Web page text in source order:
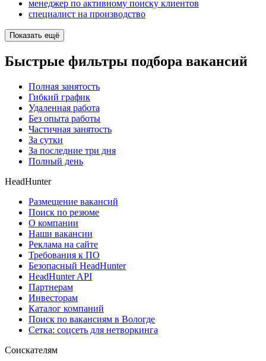
менеджер по активному поиску клиентов
специалист на производство
Показать ещё
Быстрые фильтры подбора вакансий
Полная занятость
Гибкий график
Удаленная работа
Без опыта работы
Частичная занятость
За сутки
За последние три дня
Полный день
HeadHunter
Размещение вакансий
Поиск по резюме
О компании
Наши вакансии
Реклама на сайте
Требования к ПО
Безопасный HeadHunter
HeadHunter API
Партнерам
Инвесторам
Каталог компаний
Поиск по вакансиям в Вологде
Сетка: соцсеть для нетворкинга
Соискателям